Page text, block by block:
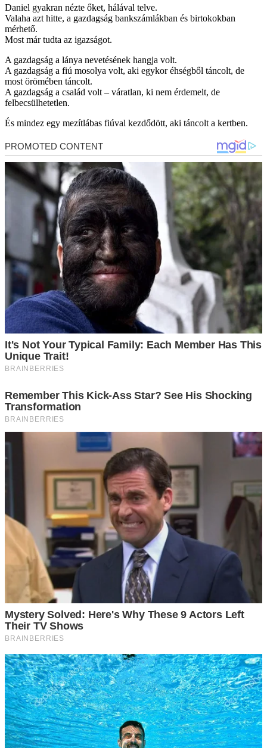
Daniel gyakran nézte őket, hálával telve.
Valaha azt hitte, a gazdagság bankszámlákban és birtokokban
mérhető.
Most már tudta az igazságot.
A gazdagság a lánya nevetésének hangja volt.
A gazdagság a fiú mosolya volt, aki egykor éhségből táncolt, de
most örömében táncolt.
A gazdagság a család volt – váratlan, ki nem érdemelt, de
felbecsülhetetlen.
És mindez egy mezítlábas fiúval kezdődött, aki táncolt a kertben.